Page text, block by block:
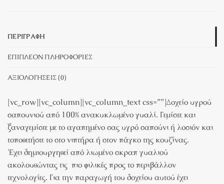
ΠΕΡΙΓΡΑΦΉ
ΕΠΙΠΛΈΟΝ ΠΛΗΡΟΦΟΡΊΕΣ
ΑΞΙΟΛΟΓΉΣΕΙΣ (0)
[vc_row][vc_column][vc_column_text css=””]Δοχείο υγρού
σαπουνιού από 100% ανακυκλωμένογυαλί. Γεμίστε και
ξαναγεμίστε με το αγαπημένο σας υγρό σαπούνι ή λοσιόν και
τοποθετήστε το στο νιπτήρα ή στον πάγκο της κουζίνας.
Έχει δημιουργηθεί από λιωμένο σκραπ γυαλιού
ακολουθώντας τις πιο φιλικές προς το περιβάλλον
τεχνολογίες. Για την παραγωγή του δοχείου αυτού έχει